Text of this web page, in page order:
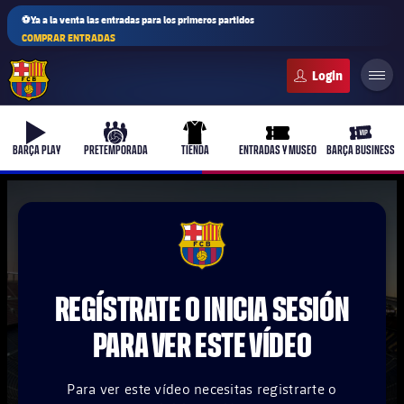
⚽Ya a la venta las entradas para los primeros partidos
COMPRAR ENTRADAS
b-play
BARÇA PLAY
culers-ball
PRETEMPORADA
uniform
TIENDA
ticket-full
ENTRADAS Y MUSEO
ticket-
BARÇA BUSINESS
plusicon
plusicon
más
FCB Barcelona badge
REGÍSTRATE O INICIA SESIÓN
PARA VER ESTE VÍDEO
Para ver este vídeo necesitas registrarte o